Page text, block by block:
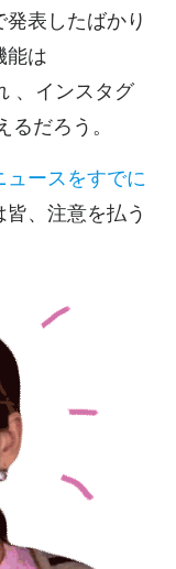
表したばかり
能は
、 インスタグ
るだろう。
ュースをすでに
、注意を払う